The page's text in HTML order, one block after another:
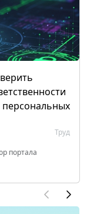
персональных
Труд
портала